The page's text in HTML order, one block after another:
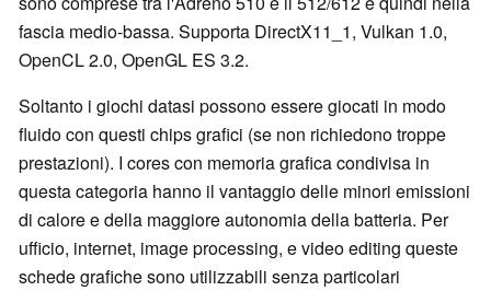
fascia medio-bassa. Supporta DirectX11_1, Vulkan 1.0,
OpenCL 2.0, OpenGL ES 3.2.
Soltanto i giochi datasi possono essere giocati in modo
fluido con questi chips grafici (se non richiedono troppe
prestazioni). I cores con memoria grafica condivisa in
questa categoria hanno il vantaggio delle minori emissioni
di calore e della maggiore autonomia della batteria. Per
ufficio, internet, image processing, e video editing queste
schede grafiche sono utilizzabili senza particolari